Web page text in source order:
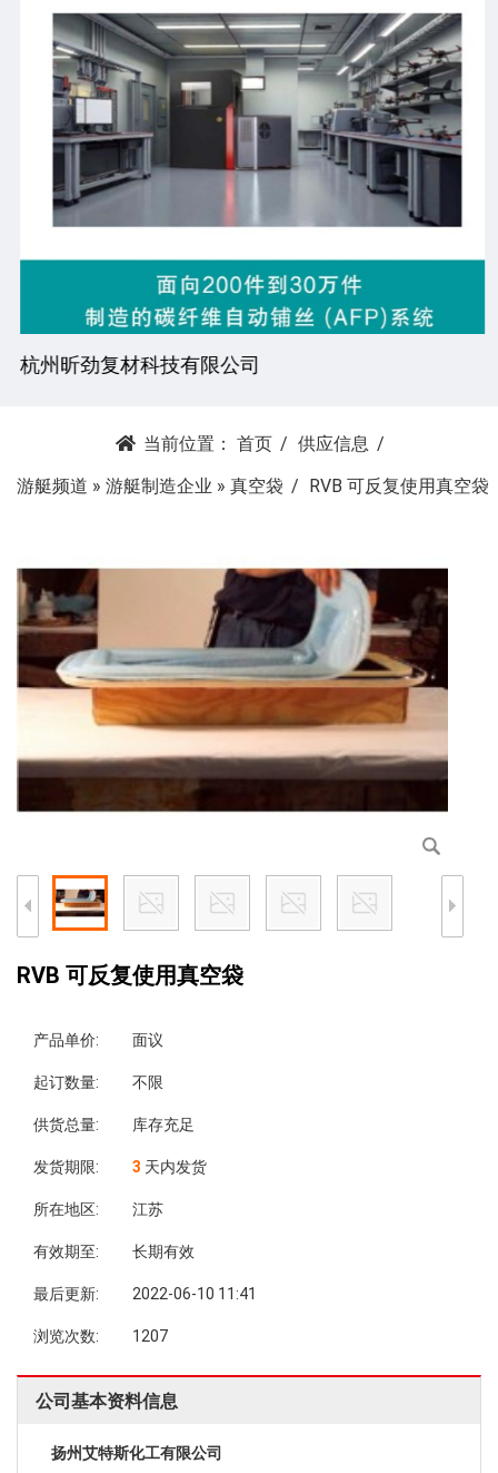
杭州昕劲复材科技有限公司
当前位置： 首页
供应信息
游艇频道 » 游艇制造企业 » 真空袋 RVB 可反复使用真空袋
RVB 可反复使用真空袋
产品单价: 面议
起订数量: 不限
供货总量: 库存充足
发货期限: 3 天内发货
所在地区: 江苏
有效期至: 长期有效
最后更新: 2022-06-10 11:41
浏览次数: 1207
公司基本资料信息
扬州艾特斯化工有限公司